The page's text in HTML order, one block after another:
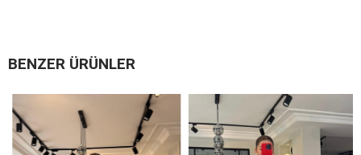
BENZER ÜRÜNLER